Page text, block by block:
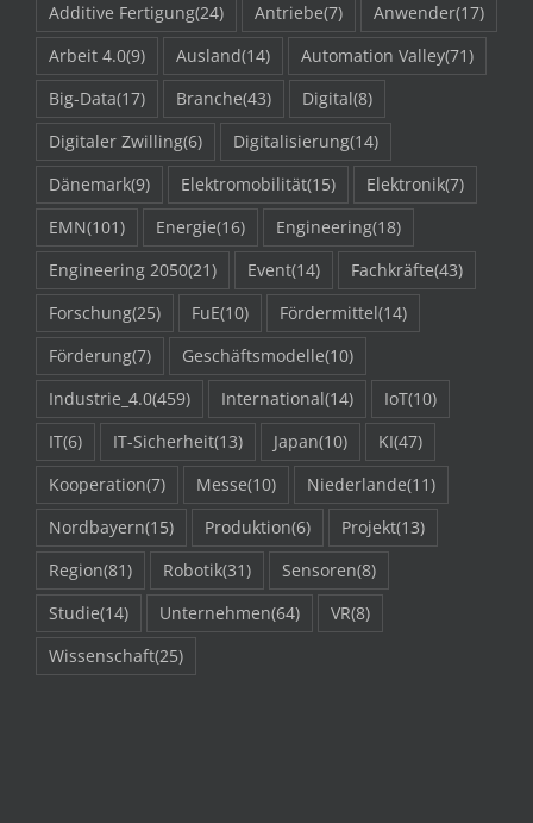
Additive Fertigung(24) Antriebe(7) Anwender(17)
Arbeit 4.0(9) Ausland(14) Automation Valley(71)
Big-Data(17) Branche(43) Digital(8)
Digitaler Zwilling(6) Digitalisierung(14)
Dänemark(9) Elektromobilität(15) Elektronik(7)
EMN(101) Energie(16) Engineering(18)
Engineering 2050(21) Event(14) Fachkräfte(43)
Forschung(25) FuE(10) Fördermittel(14)
Förderung(7) Geschäftsmodelle(10)
Industrie_4.0(459) International(14) IoT(10)
IT(6) IT-Sicherheit(13) Japan(10) KI(47)
Kooperation(7) Messe(10) Niederlande(11)
Nordbayern(15) Produktion(6) Projekt(13)
Region(81) Robotik(31) Sensoren(8)
Studie(14) Unternehmen(64) VR(8)
Wissenschaft(25)